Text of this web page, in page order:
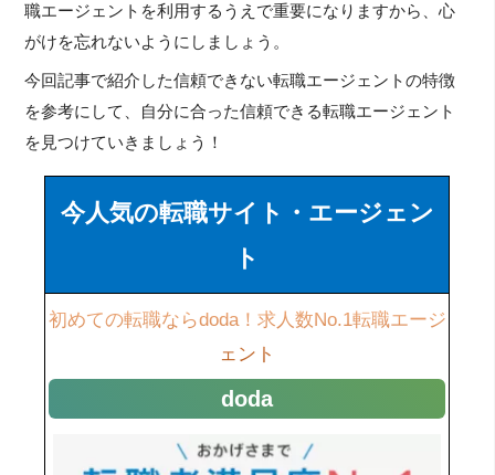
職エージェントを利用するうえで重要になりますから、心
がけを忘れないようにしましょう。
今回記事で紹介した信頼できない転職エージェントの特徴
を参考にして、自分に合った信頼できる転職エージェント
を見つけていきましょう！
今人気の転職サイト・エージェン
ト
初めての転職ならdoda！求人数No.1転職エージ
ェント
doda